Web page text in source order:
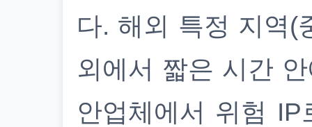
다. 해외 특정 지역(
외에서 짧은 시간
안업체에서 위험